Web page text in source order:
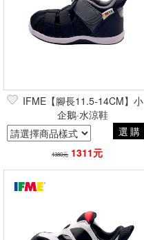
IFME【腳長11.5-14CM】小
企鵝·水涼鞋
選購
1380元 1311元